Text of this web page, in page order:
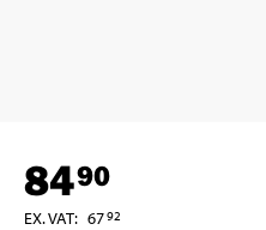
8490
EX. VAT: 6792